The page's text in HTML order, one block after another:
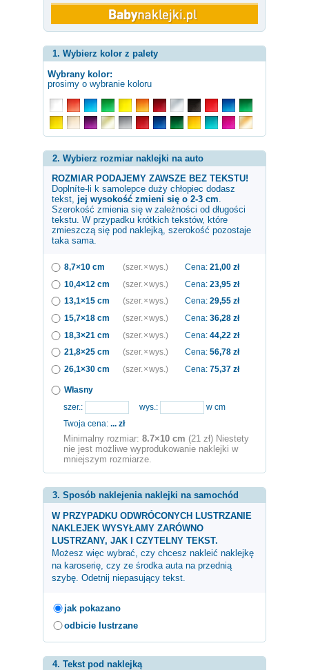
1. Wybierz kolor z palety
Wybrany kolor:
prosimy o wybranie koloru
2. Wybierz rozmiar naklejki na auto
ROZMIAR PODAJEMY ZAWSZE BEZ TEKSTU!
Doplníte-li k samolepce duży chłopiec dodasz
tekst, jej wysokość zmieni się o 2-3 cm
Szerokość zmienia się w zależności od długości
tekstu. W przypadku krótkich tekstów, które
zmieszczą się pod naklejką, szerokość pozostaje
taka sama.
8,7×10 cm (szer. × wys.) Cena: 21,00 zł
10,4×12 cm
(szer. × wys.) Cena: 23,95 zł
13,1×15 cm
(szer. × wys.) Cena: 29,55 zł
15,7×18 cm
(szer. × wys.) Cena: 36,28 zł
18,3×21 cm
(szer. × wys.) Cena: 44,22 zł
21,8×25 cm
(szer. × wys.) Cena: 56,78 zł
26,1×30 cm
(szer. × wys.) Cena: 75,37 zł
Własny
szer.:
wys.:
w cm
Twoja cena: ... zł
Minimalny rozmiar: 8.7×10 cm (21 zł) Niestety
nie jest możliwe wyprodukowanie naklejki w
mniejszym rozmiarze.
3. Sposób naklejenia naklejki na samochód
W PRZYPADKU ODWRÓCONYCH LUSTRZANIE
NAKLEJEK WYSYŁAMY ZARÓWNO
LUSTRZANY, JAK I CZYTELNY TEKST.
Możesz więc wybrać, czy chcesz nakleić naklejkę
na karoserię, czy ze środka auta na przednią
szybę. Odetnij niepasujący tekst.
jak pokazano
odbicie lustrzane
4. Tekst pod naklejką